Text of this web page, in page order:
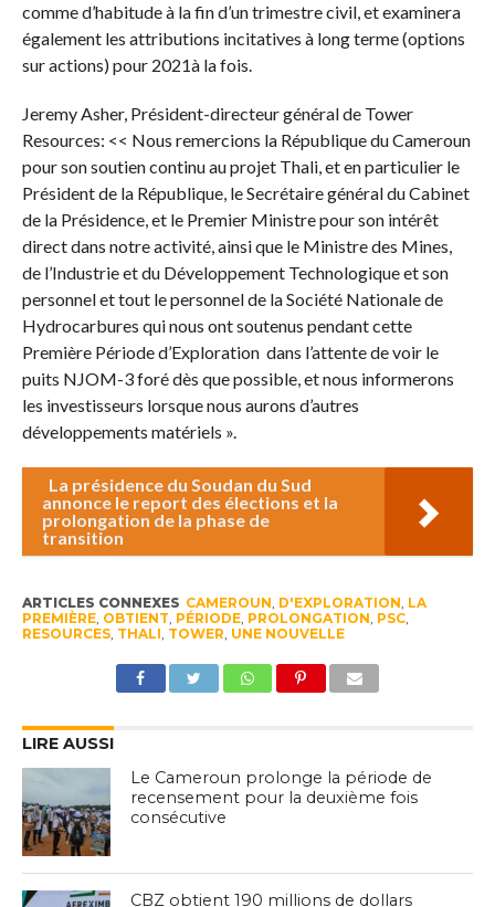
comme d’habitude à la fin d’un trimestre civil, et examinera
également les attributions incitatives à long terme (options
sur actions) pour 2021à la fois.
Jeremy Asher, Président-directeur général de Tower
Resources: << Nous remercions la République du Cameroun
pour son soutien continu au projet Thali, et en particulier le
Président de la République, le Secrétaire général du Cabinet
de la Présidence, et le Premier Ministre pour son intérêt
direct dans notre activité, ainsi que le Ministre des Mines,
de l’Industrie et du Développement Technologique et son
personnel et tout le personnel de la Société Nationale de
Hydrocarbures qui nous ont soutenus pendant cette
Première Période d’Exploration dans l’attente de voir le
puits NJOM-3 foré dès que possible, et nous informerons
les investisseurs lorsque nous aurons d’autres
développements matériels ».
La présidence du Soudan du Sud
annonce le report des élections et la
prolongation de la phase de
transition
ARTICLES CONNEXES CAMEROUN, D'EXPLORATION, LA
PREMIÈRE, OBTIENT, PÉRIODE, PROLONGATION, PSC,
RESOURCES, THALI, TOWER, UNE NOUVELLE
LIRE AUSSI
Le Cameroun prolonge la période de
recensement pour la deuxième fois
consécutive
CBZ obtient 190 millions de dollars